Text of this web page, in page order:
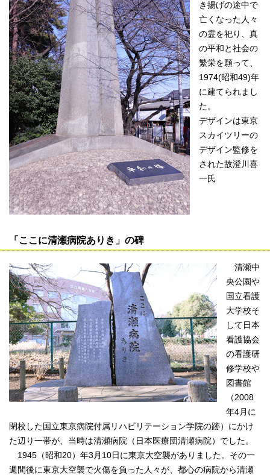
き揚げの途中で
亡くなった人々
の霊を祀り、真
の平和と社会の
繁栄を願って、
1974(昭和49)年
に建てられまし
た。
デザインは東京
スカイツリーの
デザイン監修を
された故澄川喜
一氏
「ここに清瀬病院ありき」の碑
清瀬中
央公園や
国立看護
大学校そ
して日本
看護協会
の看護研
修学校や
図書館
（2008
年4月に
閉校した国立東京病院付属リハビリテーション学院の跡）にかけ
た辺り一帯が、当時は清瀬病院（日本医療団清瀬病院）でした。
1945（昭和20）年3月10日に東京大空襲がありました。その一
週間後に東京大空襲で火傷を負った人々が、都心の病院から清瀬